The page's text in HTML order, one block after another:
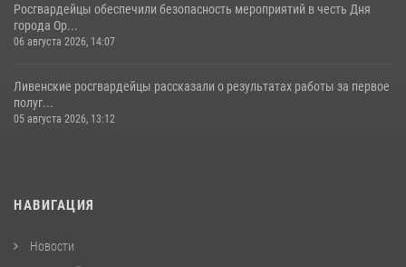
Росгвардейцы обеспечили безопасность мероприятий в честь Дня
города Ор...
06 августа 2026, 14:07
Ливенские росгвардейцы рассказали о результатах работы за первое
полуг...
05 августа 2026, 13:12
НАВИГАЦИЯ
Новости